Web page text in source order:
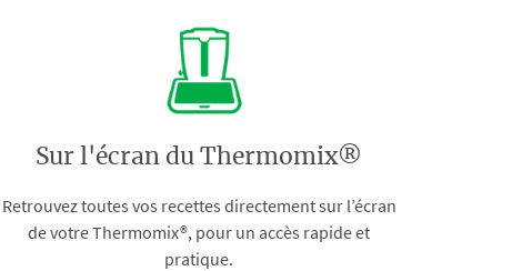
Sur l'écran du Thermomix®
Retrouvez toutes vos recettes directement sur l’écran
de votre Thermomix®, pour un accès rapide et
pratique.